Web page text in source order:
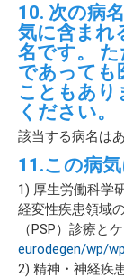
10. 次の病
気に含まれ
名です。 た
であっても
こともあり
ください。
該当する病名は
11.この病
1) 厚生労働科学
経変性疾患領域
（PSP）診療と
eurodegen/wp/
2) 精神・神経疾